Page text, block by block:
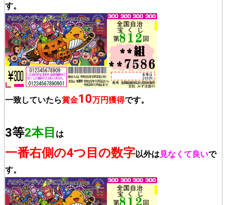
す。
一致していたら賞金10万円獲得です。
3等2本目 は
一番右側の4つ目の数字以外は 見なくて良いで
す。